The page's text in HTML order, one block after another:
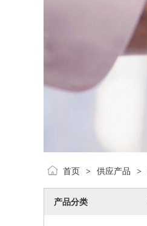
首页 > 供应产品 >
产品分类